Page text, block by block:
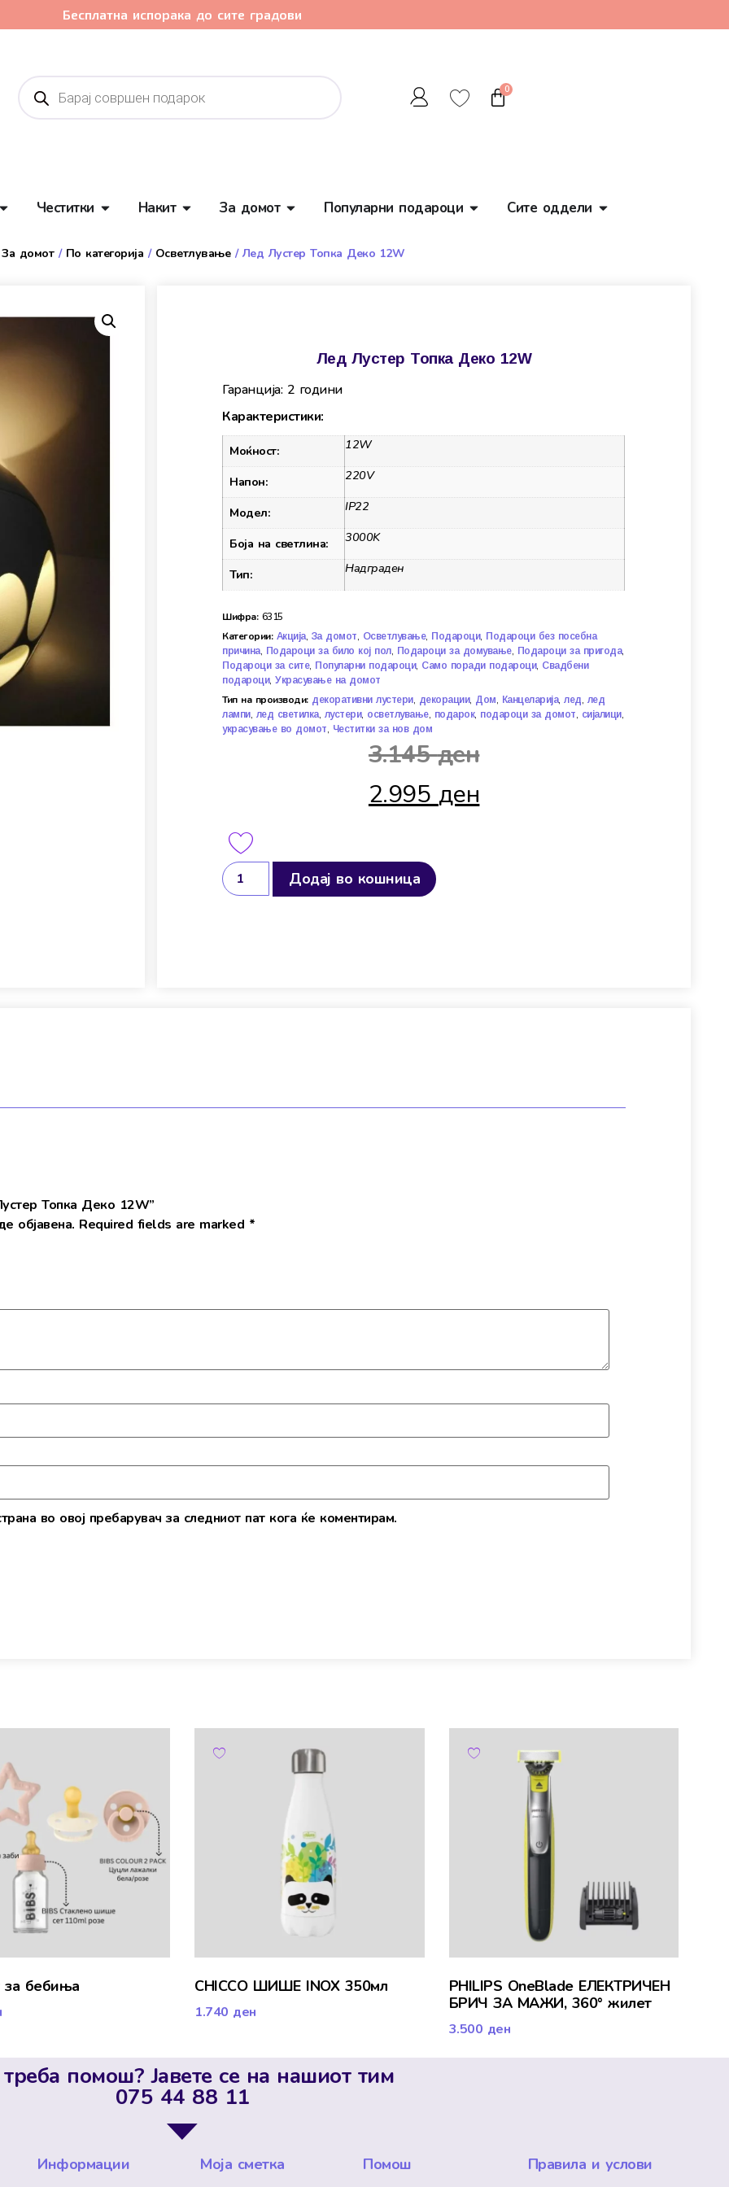
Бесплатна испорака до сите градови
0
Честитки Накит За домот Популарни подароци Сите оддели
За домот/ По категорија / Осветлување/ Лед Лустер Топка Деко 12W
Лед Лустер Топка Деко 12W
Гаранција: 2 години
Карактеристики:
Моќност: 12W
Напон: 220V
Модел: IP22
Боја на светлина: 3000K
Тип: Надграден
Шифра: 6315
Категории: Акција, За домот, Осветлување, Подароци, Подароци без посебна
причина, Подароци за било кој пол, Подароци за домување, Подароци за пригода,
Подароци за сите, Популарни подароци, Само поради подароци, Свадбени
подароци,Украсување на домот
Тип на производи: декоративни лустери, декорации, Дом, Канцеларија,лед, лед
лампи, лед светилка, лустери, осветлување, подарок, подароци за домот, сијалици,
украсување во домот, Честитки за нов дом
3.145ден
2.995ден
Додај во кошница
Топка Деко 12W”
објавена. Required fields are marked *
во овој пребарувач за следниот пат кога ќе коментирам.
за бебиња CHICCO ШИШЕ INOX 350мл
1.740 ден
PHILIPS OneBlade ЕЛЕКТРИЧЕН
БРИЧ ЗА МАЖИ, 360° жилет
3.500 ден
помош? Јавете се на нашиот тим
075 44 88 11
Информации Моја сметка Помош Правила и услови